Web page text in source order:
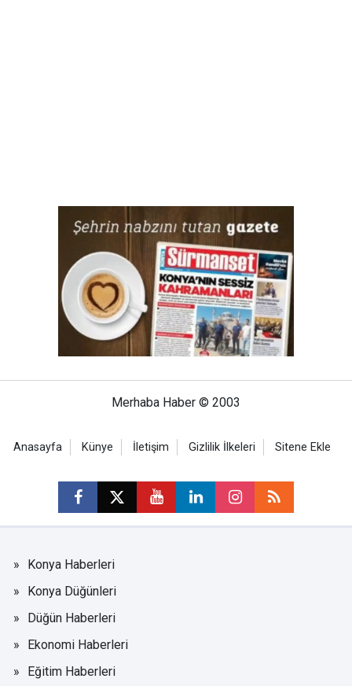
Merhaba Haber © 2003
Anasayfa Künye İletişim Gizlilik İlkeleri Sitene Ekle
Konya Haberleri
Konya Düğünleri
Düğün Haberleri
Ekonomi Haberleri
Eğitim Haberleri